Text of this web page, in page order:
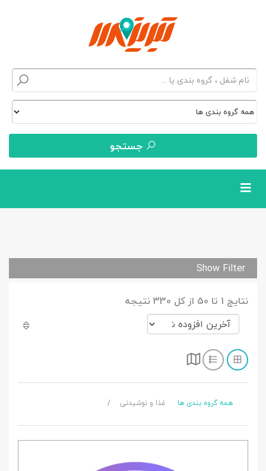
جستجو
Show Filter
نتایج 1 تا 50 از کل 330 نتیجه
همه گروه بندی ها غذا و نوشیدنی